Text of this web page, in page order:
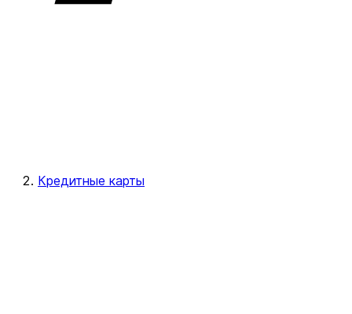
Кредитные карты